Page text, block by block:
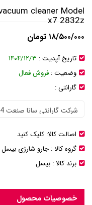
cleaner Model
x7 2832z
۱۸/۵۰۰/۰۰۰ تومان
تاریخ آپدیت : ۱۴۰۴/۱۲/۳
وضعیت : فروش فعال
گارانتی :
اصالت کالا: کلیک کنید
گروه کالا : جارو شارژی بیسل
برند کالا : بیسل
خصوصیات محصول